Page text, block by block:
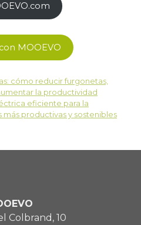
MOOEVO
cómo reducir furgonetas,
la productividad
eficiente para la
productivas y sostenibles
Colbrand, 10